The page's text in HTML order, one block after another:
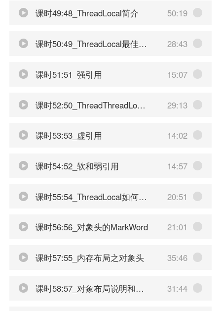
课时49:48_ThreadLocal简介 50:19
课时50:49_ThreadLocal最佳实践 28:43
课时51:51_强引用 15:07
课时52:50_ThreadThreadLocalThreadLocalMap 关系 29:13
课时53:53_虚引用 14:02
课时54:52_软和弱引用 14:57
课时55:54_ThreadLocal如何避免内存泄漏 20:51
课时56:56_对象头的MarkWord 21:01
课时57:55_内存布局之对象头 35:46
课时58:57_对象布局说明和压缩指针 31:44